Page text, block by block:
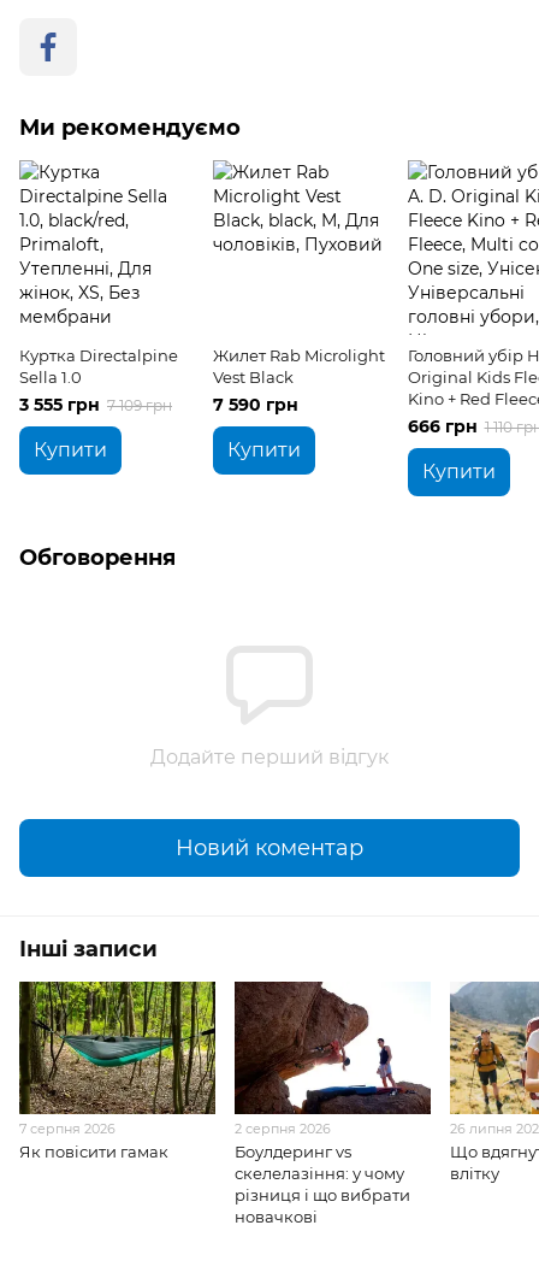
Ми рекомендуємо
Куртка Directalpine
Sella 1.0
3 555 грн 7 109 грн
Купити
Жилет Rab Microlight
Vest Black
7 590 грн
Купити
Головний убір
Original Kids
Kino + Red
666 грн 1 110
Купити
Обговорення
Додайте перший відгук
Новий коментар
Інші записи
7 серпня 2026
Як повісити гамак
2 серпня 2026
Боулдеринг vs
скелелазіння: у чому
різниця і що вибрати
новачкові
26 липня
Що
влітку